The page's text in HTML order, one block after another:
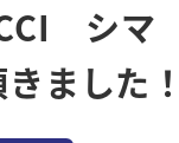
シ
ました！